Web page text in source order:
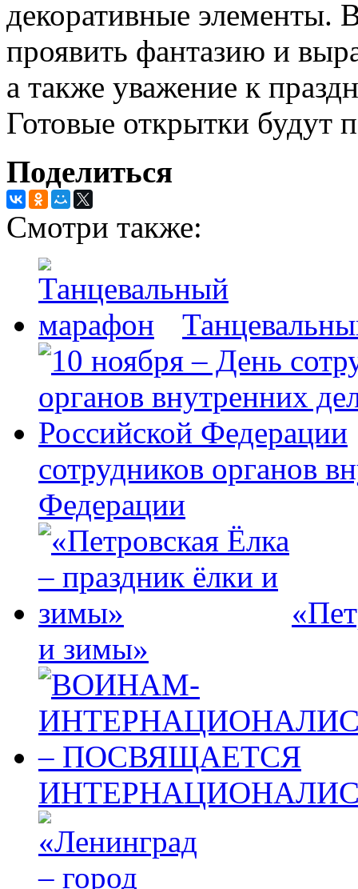
декоративные элементы.
проявить фантазию и
а также уважение к
Готовые открытки будут
Поделиться
Смотри также:
сотрудников органов
Федерации
и зимы»